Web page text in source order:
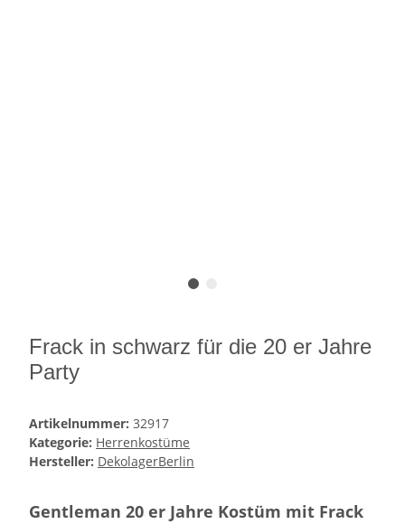
Frack in schwarz für die 20 er Jahre
Party
Artikelnummer: 32917
Kategorie: Herrenkostüme
Hersteller: DekolagerBerlin
Gentleman 20 er Jahre Kostüm mit Frack